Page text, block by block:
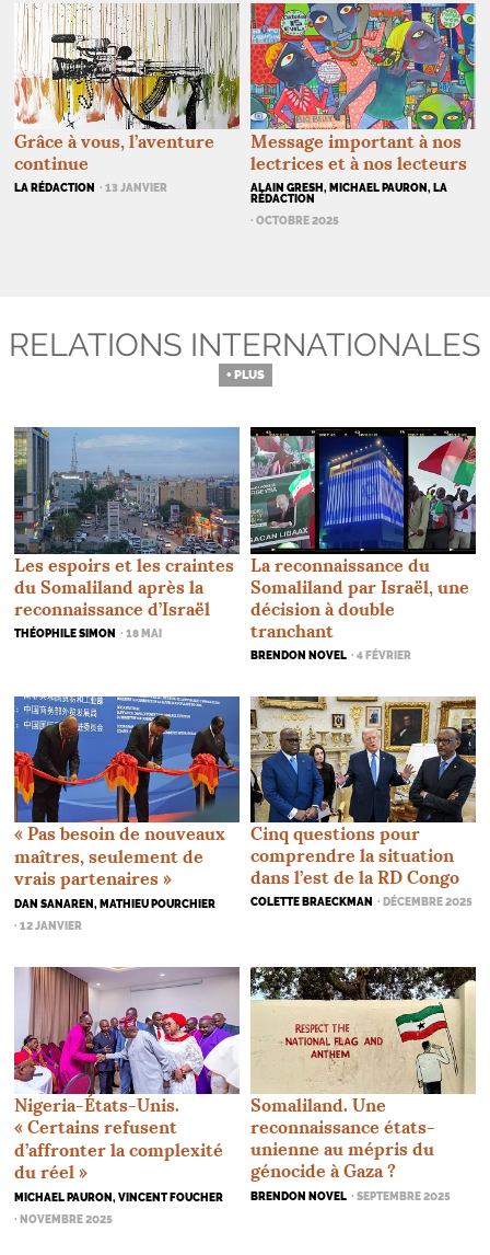
Grâce à vous, l’aventure
continue
LA RÉDACTION · 13 JANVIER
Message important à nos
lectrices et à nos lecteurs
ALAIN GRESH, MICHAEL PAURON, LA
RÉDACTION
· OCTOBRE 2025
RELATIONS INTERNATIONALES
+ PLUS
Les espoirs et les craintes
du Somaliland après la
reconnaissance d’Israël
THÉOPHILE SIMON · 18 MAI
La reconnaissance du
Somaliland par Israël, une
décision à double
tranchant
BRENDON NOVEL · 4 FÉVRIER
« Pas besoin de nouveaux
maîtres, seulement de
vrais partenaires »
DAN SANAREN, MATHIEU POURCHIER
· 12 JANVIER
Cinq questions pour
comprendre la situation
dans l’est de laRD Congo
COLETTE BRAECKMAN · DÉCEMBRE 2025
Nigeria-États-Unis.
« Certains refusent
d’affronter la complexité
du réel »
MICHAEL PAURON, VINCENT FOUCHER
· NOVEMBRE 2025
Somaliland. Une
reconnaissance états-
unienne au mépris du
génocide à Gaza ?
BRENDON NOVEL · SEPTEMBRE 2025